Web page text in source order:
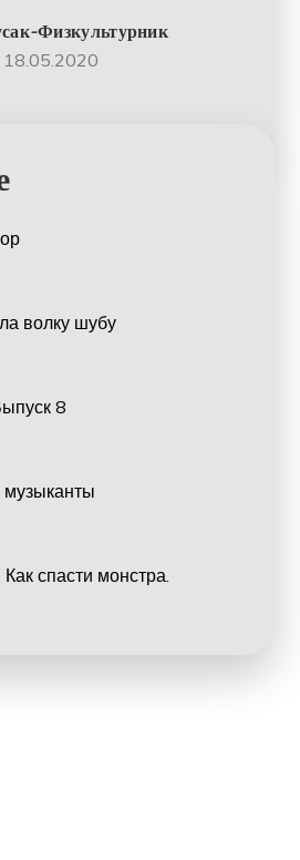
Физкультурник
18.05.2020
волку шубу
8
спасти монстра.